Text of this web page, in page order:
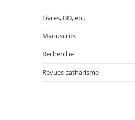
Livres, BD, etc.
Manuscrits
Recherche
Revues catharisme